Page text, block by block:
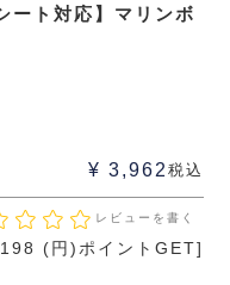
ート対応】マリンボ
¥ 3,962 税込
レビューを書く
198 (円)ポイントGET]